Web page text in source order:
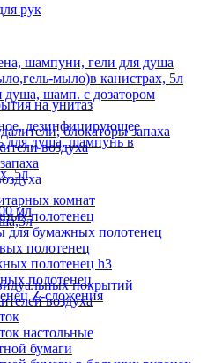
рук
на унитаз
шампуни, гели для душа
мыло)в канистрах, 5л
шамп. с дозатором
дезинфицирующее
для душа, шампунь в
5л
блокаторы запаха
воздуха
мл
комнат
полотенец
для бумажных полотенец
полотенец
полотенец h3
полотенец
Z-сложения
покрытий
воздуха
настольные
бумаги